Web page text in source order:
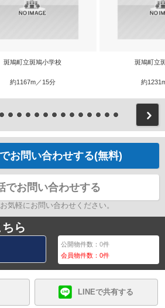
斑鳩町立斑鳩小学校
約1167m／15分
斑鳩町立
約
お問い合わせする(無料)
でお問い合わせする
気軽にお問い合わせください。
ら
公開物件数：0件
会員物件数：0件
LINEで共有する